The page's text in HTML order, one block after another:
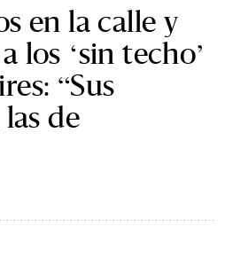
en la calle y
los ‘sin techo’
“Sus
de